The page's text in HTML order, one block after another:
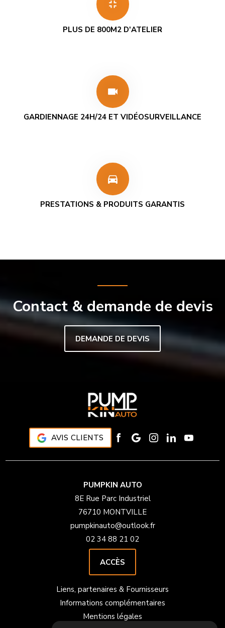
fullscreen_exit
PLUS DE 800M2 D'ATELIER
videocam
GARDIENNAGE 24H/24 ET VIDÉOSURVEILLANCE
directions_car
PRESTATIONS & PRODUITS GARANTIS
Contact & demande de devis
DEMANDE DE DEVIS
AVIS CLIENTS
PUMPKIN AUTO
8E Rue Parc Industriel
76710 MONTVILLE
pumpkinauto@outlook.fr
02 34 88 21 02
ACCÈS
Liens, partenaires & Fournisseurs
Informations complémentaires
Mentions légales